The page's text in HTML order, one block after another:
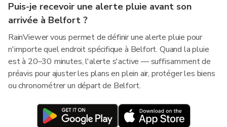
Puis-je recevoir une alerte pluie avant son
arrivée à Belfort ?
RainViewer vous permet de définir une alerte pluie pour
n'importe quel endroit spécifique à Belfort. Quand la pluie
est à 20–30 minutes, l'alerte s'active — suffisamment de
préavis pour ajuster les plans en plein air, protéger les biens
ou chronométrer un départ de Belfort.